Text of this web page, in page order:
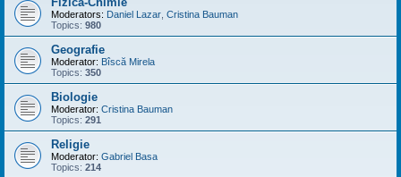
Moderators: Daniel Lazar Cristina Bauman
Topics: 980
Geografie
Moderator: Bîscă Mirela
Topics: 350
Biologie
Moderator: Cristina Bauman
Topics: 291
Religie
Moderator: Gabriel Basa
Topics: 214